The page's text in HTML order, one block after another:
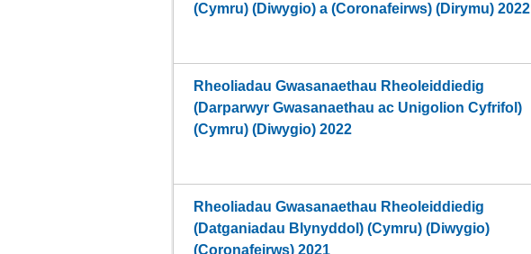
(Cymru) (Diwygio) a (Coronafeirws) (Dirymu) 2022
Rheoliadau Gwasanaethau Rheoleiddiedig
(Darparwyr Gwasanaethau ac Unigolion Cyfrifol)
(Cymru) (Diwygio) 2022
Rheoliadau Gwasanaethau Rheoleiddiedig
(Datganiadau Blynyddol) (Cymru) (Diwygio)
(Coronafeirws) 2021